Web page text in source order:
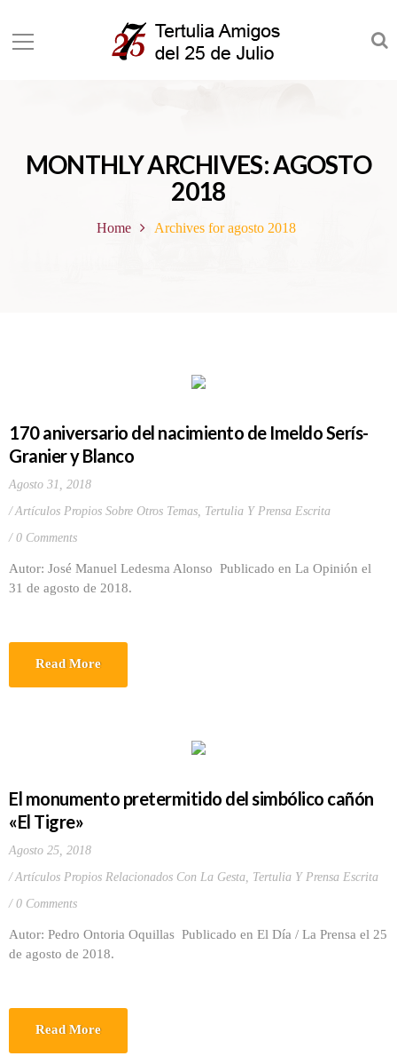
MONTHLY ARCHIVES: AGOSTO
2018
Home Archives for agosto 2018
170 aniversario del nacimiento de Imeldo Serís-
Granier y Blanco
Agosto 31, 2018
Artículos Propios Sobre Otros Temas, Tertulia Y Prensa Escrita
0 Comments
Autor: José Manuel Ledesma Alonso Publicado en La Opinión el
31 de agosto de 2018.
Read More
El monumento pretermitido del simbólico cañón
«El Tigre»
Agosto 25, 2018
Artículos Propios Relacionados Con La Gesta, Tertulia Y Prensa Escrita
0 Comments
Autor: Pedro Ontoria Oquillas Publicado en El Día / La Prensa el 25
de agosto de 2018.
Read More